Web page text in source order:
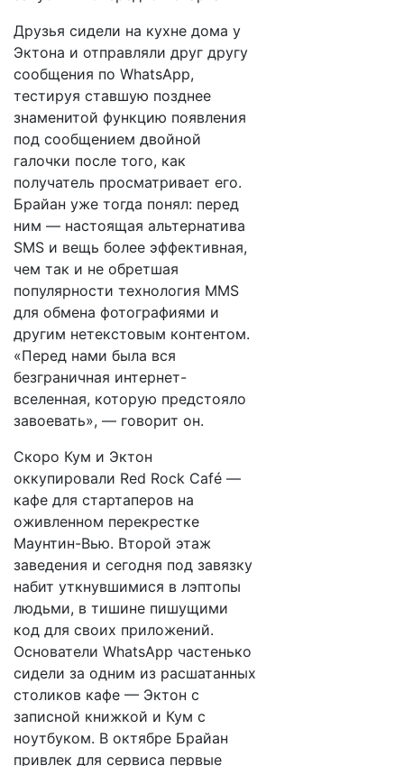
Друзья сидели на кухне дома у
Эктона и отправляли друг другу
сообщения по WhatsApp,
тестируя ставшую позднее
знаменитой функцию появления
под сообщением двойной
галочки после того, как
получатель просматривает его.
Брайан уже тогда понял: перед
ним — настоящая альтернатива
SMS и вещь более эффективная,
чем так и не обретшая
популярности технология MMS
для обмена фотографиями и
другим нетекстовым контентом.
«Перед нами была вся
безграничная интернет-
вселенная, которую предстояло
завоевать», — говорит он.
Скоро Кум и Эктон
оккупировали Red Rock Café —
кафе для стартаперов на
оживленном перекрестке
Маунтин-Вью. Второй этаж
заведения и сегодня под завязку
набит уткнувшимися в лэптопы
людьми, в тишине пишущими
код для своих приложений.
Основатели WhatsApp частенько
сидели за одним из расшатанных
столиков кафе — Эктон с
записной книжкой и Кум с
ноутбуком. В октябре Брайан
привлек для сервиса первые